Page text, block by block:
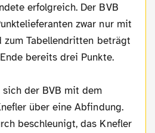
erfolgreich. Der BVB
zwar nur mit
zum Tabellendritten beträgt
bereits drei Punkte.
der BVB mit dem
über eine Abfindung.
beschleunigt, das Knefler